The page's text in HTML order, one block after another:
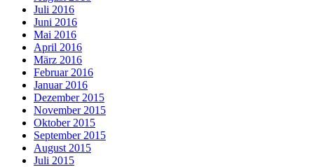
Juli 2016
Juni 2016
Mai 2016
April 2016
März 2016
Februar 2016
Januar 2016
Dezember 2015
November 2015
Oktober 2015
September 2015
August 2015
Juli 2015